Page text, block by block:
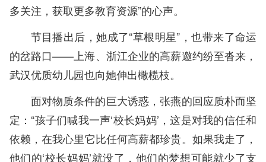
多关注，获取更多教育资源”的心声。
节目播出后，她成了“草根明星”，也带来了命运
的岔路口——上海、浙江企业的高薪邀约纷至沓来，
武汉优质幼儿园也向她伸出橄榄枝。
面对物质条件的巨大诱惑，张燕的回应质朴而坚
定：“孩子们喊我一声‘校长妈妈’，这是对我的信任和
依赖，在我心里它比任何高薪都珍贵。如果我走了，
他们的‘校长妈妈’就没了，他们的梦想可能就少了支